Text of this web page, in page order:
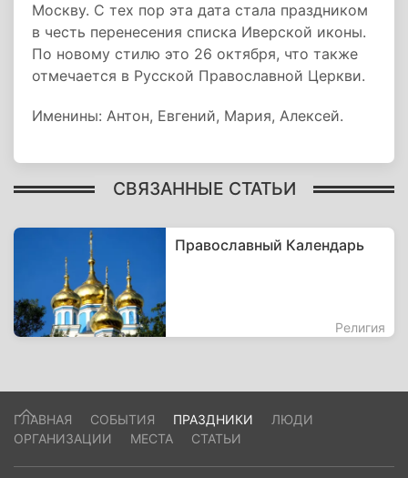
Москву. С тех пор эта дата стала праздником
в честь перенесения списка Иверской иконы.
По новому стилю это 26 октября, что также
отмечается в Русской Православной Церкви.
Именины: Антон, Евгений, Мария, Алексей.
СВЯЗАННЫЕ СТАТЬИ
Православный Календарь
Религия
ГЛАВНАЯ СОБЫТИЯ ПРАЗДНИКИ
ЛЮДИ
ОРГАНИЗАЦИИ
МЕСТА СТАТЬИ